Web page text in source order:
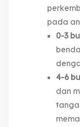
pada
0-3
4-6
dan